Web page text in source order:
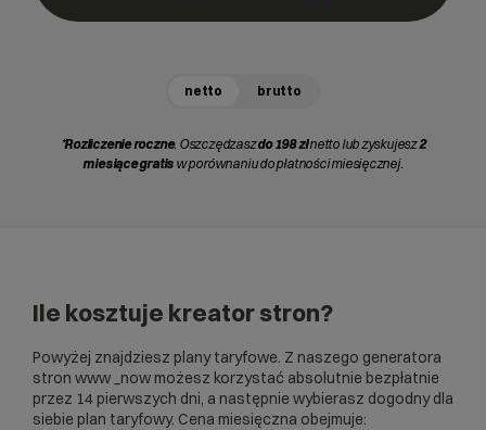
netto brutto
*Rozliczenie roczne. Oszczędzaszdo 198 złnetto lub zyskujesz2
miesiące gratis w porównaniu do płatności miesięcznej.
Ile kosztuje kreator stron?
Powyżej znajdziesz plany taryfowe. Z naszego generatora
stron www _now możesz korzystać absolutnie bezpłatnie
przez 14 pierwszych dni, a następnie wybierasz dogodny dla
siebie plan taryfowy. Cena miesięczna obejmuje: